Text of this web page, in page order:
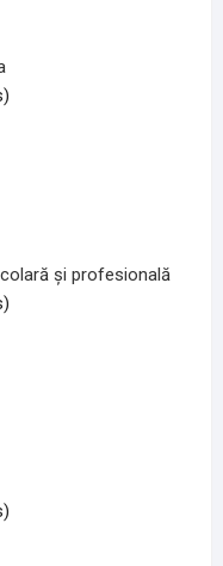
și profesională